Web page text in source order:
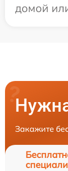
домой
Закажите